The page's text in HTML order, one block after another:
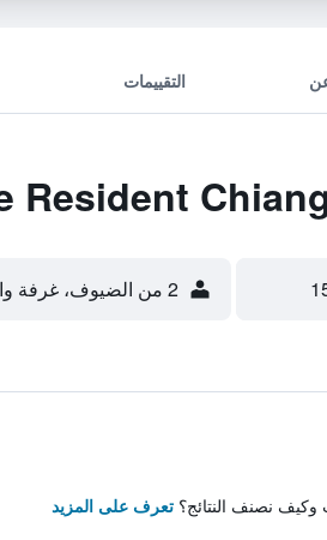
التقييمات
2 من الضيوف، غرفة واحدة
وكيف نصنف النتائج؟ تعرف على المزيد